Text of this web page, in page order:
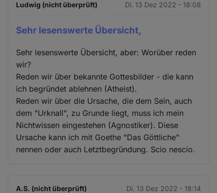
Ludwig (nicht überprüft) Di. 13 Dez 2022 - 18:08
Sehr lesenswerte Übersicht,
Sehr lesenswerte Übersicht, aber: Worüber reden
wir?
Reden wir über bekannte Gottesbilder - die kann
ich begründet ablehnen (Atheist).
Reden wir über die Ursache, die dem Sein, auch
dem "Urknall", zu Grunde liegt, muss ich mein
Nichtwissen eingestehen (Agnostiker). Diese
Ursache kann ich mit Goethe "Das Göttliche"
nennen oder auch Letztbegründung. Scio nescio.
A.S. (nicht überprüft) Di. 13 Dez 2022 - 18:14